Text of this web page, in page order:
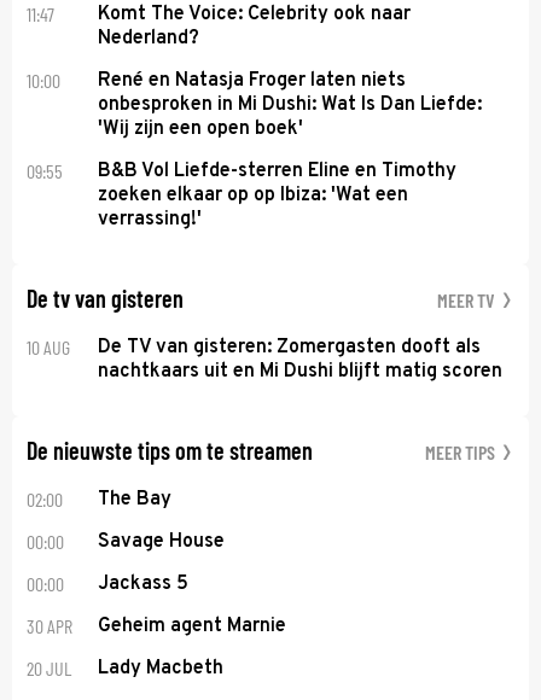
11:47
Komt The Voice: Celebrity ook naar
Nederland?
10:00
René en Natasja Froger laten niets
onbesproken in Mi Dushi: Wat Is Dan Liefde:
'Wij zijn een open boek'
09:55
B&B Vol Liefde-sterren Eline en Timothy
zoeken elkaar op op Ibiza: 'Wat een
verrassing!'
De tv van gisteren MEER TV
10 AUG
De TV van gisteren: Zomergasten dooft als
nachtkaars uit en Mi Dushi blijft matig scoren
De nieuwste tips om te streamen MEER TIPS
02:00 The Bay
00:00 Savage House
00:00 Jackass 5
30 APR Geheim agent Marnie
20 JUL Lady Macbeth